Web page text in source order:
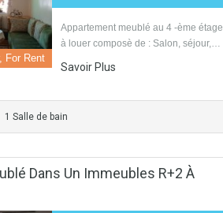
For Rent
Appartement meublé au 4 -ème étage
à louer composè de : Salon, séjour,…
Savoir Plus
1 Salle de bain
Dans Un Immeubles R+2 À